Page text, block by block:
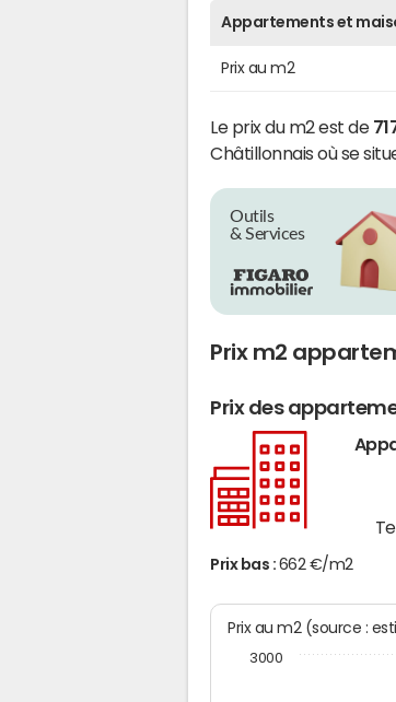
Appartements et
Prix au m2
Le prix du m2 est de
Châtillonnais où se
Outils
& Services
Prix m2
Prix des
Prix bas : 662 €/m2
Prix au m2
3000